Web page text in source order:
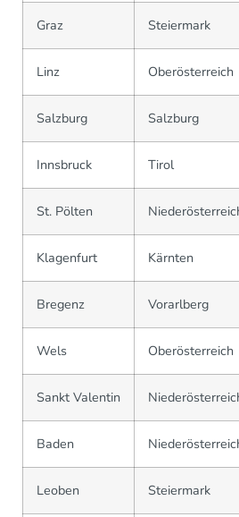
Graz Steiermark
Linz Oberösterreich
Salzburg Salzburg
Innsbruck Tirol
St. Pölten
Klagenfurt Kärnten
Bregenz Vorarlberg
Wels Oberösterreich
Sankt Valentin
Baden
Leoben Steiermark